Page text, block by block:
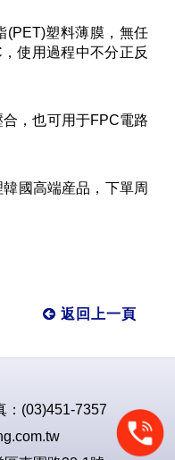
(PET)塑料薄膜，無任
使用過程中不分正反
，也可用于FPC電路
國高端産品，下單周
返回上一頁
：(03)451-7357